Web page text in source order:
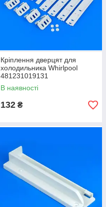
Кріплення дверцят для
холодильника Whirlpool
481231019131
В наявності
132 ₴